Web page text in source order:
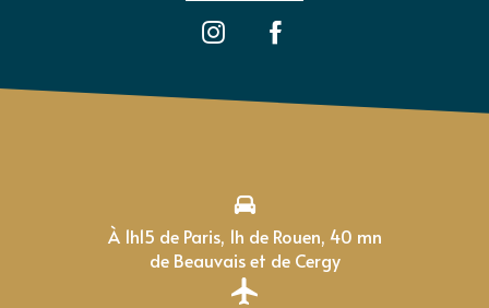
À 1h15 de Paris, 1h de Rouen, 40 mn
de Beauvais et de Cergy